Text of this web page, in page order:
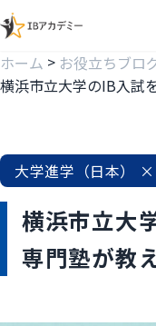
ホーム > お役立ちブロ
大学進学（日本）
横浜市立大
専門塾が教